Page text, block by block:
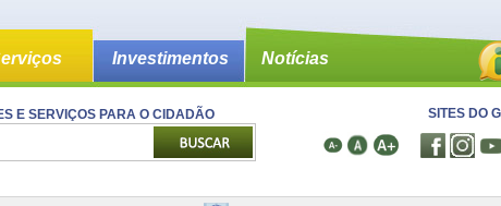
Investimentos Notícias
E SERVIÇOS PARA O CIDADÃO SITES DO